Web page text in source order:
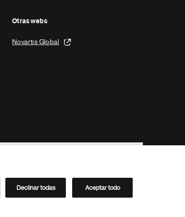
Otras webs
Novartis Global
Directorio de Novartis
Declinar todas Aceptar todo